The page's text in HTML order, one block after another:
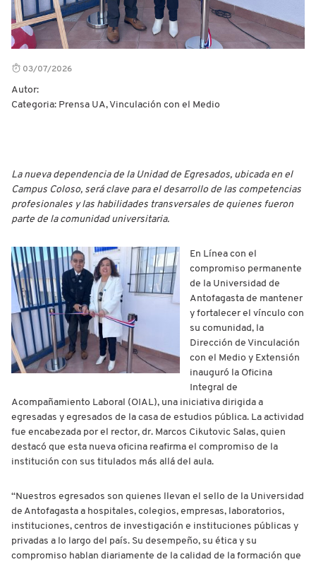
03/07/2026
Autor:
Categoria: Prensa UA, Vinculación con el Medio
La nueva dependencia de la Unidad de Egresados, ubicada en el
Campus Coloso, será clave para el desarrollo de las competencias
profesionales y las habilidades transversales de quienes fueron
parte de la comunidad universitaria.
En Línea con el
compromiso permanente
de la Universidad de
Antofagasta de mantener
y fortalecer el vínculo con
su comunidad, la
Dirección de Vinculación
con el Medio y Extensión
inauguró la Oficina
Integral de
Acompañamiento Laboral (OIAL), una iniciativa dirigida a
egresadas y egresados de la casa de estudios pública. La actividad
fue encabezada por el rector, dr. Marcos Cikutovic Salas, quien
destacó que esta nueva oficina reafirma el compromiso de la
institución con sus titulados más allá del aula.
“Nuestros egresados son quienes llevan el sello de la Universidad
de Antofagasta a hospitales, colegios, empresas, laboratorios,
instituciones, centros de investigación e instituciones públicas y
privadas a lo largo del país. Su desempeño, su ética y su
compromiso hablan diariamente de la calidad de la formación que